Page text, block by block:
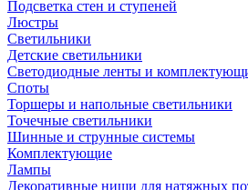
Подсветка стен и ступеней
Люстры
Светильники
Детские светильники
Светодиодные ленты и
Споты
Торшеры и напольные светильники
Точечные светильники
Шинные и струнные системы
Комплектующие
Лампы
Декоративные ниши для натяжных